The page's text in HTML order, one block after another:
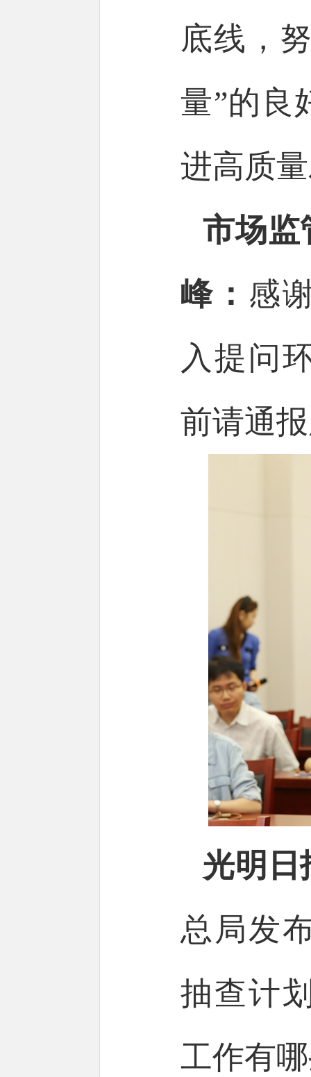
底线，
量”的良
进高质
市场监
峰： 感
入提问
前请通
光明日
总局发
抽查计
工作有